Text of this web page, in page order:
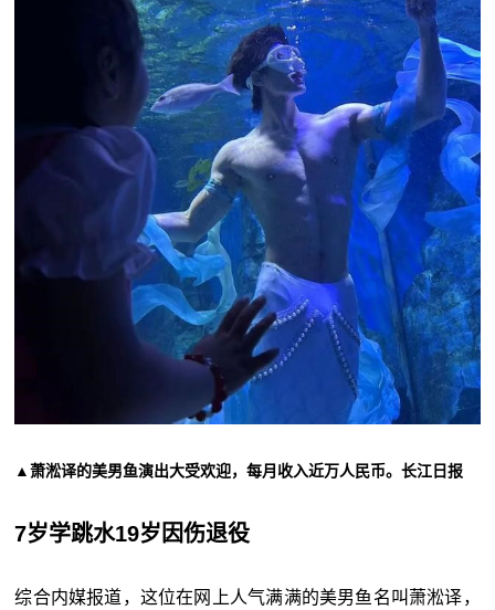
▲萧淞译的美男鱼演出大受欢迎，每月收入近万人民币。长江日报
7岁学跳水19岁因伤退役
综合内媒报道，这位在网上人气满满的美男鱼名叫萧淞译，